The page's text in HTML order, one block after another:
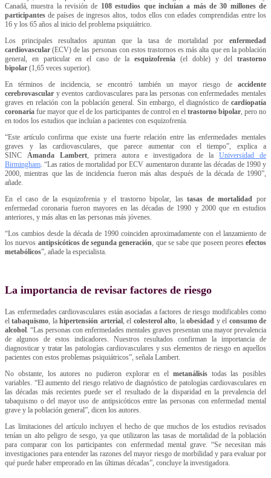
Canadá, muestra la revisión de 108 estudios que incluían a más de 30 millones de
participantes de países de ingresos altos, todos ellos con edades comprendidas entre los
16 y los 65 años al inicio del problema psiquiátrico.
Los principales resultados apuntan que la tasa de mortalidad por enfermedad
cardiovascular (ECV) de las personas con estos trastornos es más alta que en la población
general, en particular en el caso de laesquizofrenia (el doble) y deltrastorno
bipolar (1,65 veces superior).
En términos de incidencia, se encontró también un mayor riesgo de accidente
cerebrovascular y eventos cardiovasculares para las personas con enfermedades mentales
graves en relación con la población general. Sin embargo, el diagnóstico de cardiopatía
coronaria fue mayor que el de los participantes de control en el trastorno bipolar , pero no
en todos los estudios que incluían a pacientes con esquizofrenia.
“Este artículo confirma que existe una fuerte relación entre las enfermedades mentales
graves y las cardiovasculares, que parece aumentar con el tiempo”, explica a
SINC Amanda Lambert , primera autora e investigadora de la Universidad de
Birmingham . “Las ratios de mortalidad por ECV aumentaron durante las décadas de 1990 y
2000, mientras que las de incidencia fueron más altas después de la década de 1990”,
añade.
En el caso de la esquizofrenia y el trastorno bipolar, lastasas de mortalidad por
enfermedad coronaria fueron mayores en las décadas de 1990 y 2000 que en estudios
anteriores, y más altas en las personas más jóvenes.
“Los cambios desde la década de 1990 coinciden aproximadamente con el lanzamiento de
los nuevos antipsicóticos de segunda generación , que se sabe que poseen peores efectos
metabólicos”, añade la especialista.
La importancia de revisar factores de riesgo
Las enfermedades cardiovasculares están asociadas a factores de riesgo modificables como
eltabaquismo , lahipertensión arterial, el colesterol alto , laobesidad y el consumo de
alcohol . “Las personas con enfermedades mentales graves presentan una mayor prevalencia
de algunos de estos indicadores. Nuestros resultados confirman la importancia de
diagnosticar y tratar las patologías cardiovasculares y sus elementos de riesgo en aquellos
pacientes con estos problemas psiquiátricos”, señala Lambert.
No obstante, los autores no pudieron explorar en el metanálisistodas las posibles
variables. “El aumento del riesgo relativo de diagnóstico de patologías cardiovasculares en
las décadas más recientes puede ser el resultado de la disparidad en la prevalencia del
tabaquismo o del mayor uso de antipsicóticos entre las personas con enfermedad mental
grave y la población general”, dicen los autores.
Las limitaciones del artículo incluyen el hecho de que muchos de los estudios revisados
tenían un alto peligro de sesgo, ya que utilizaron las tasas de mortalidad de la población
para comparar con los participantes con enfermedad mental grave. “Se necesitan más
investigaciones para entender las razones del mayor riesgo de morbilidad y para evaluar por
qué puede haber empeorado en las últimas décadas”, concluye la investigadora.